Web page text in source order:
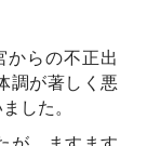
らの不正出
調が著しく悪
した。